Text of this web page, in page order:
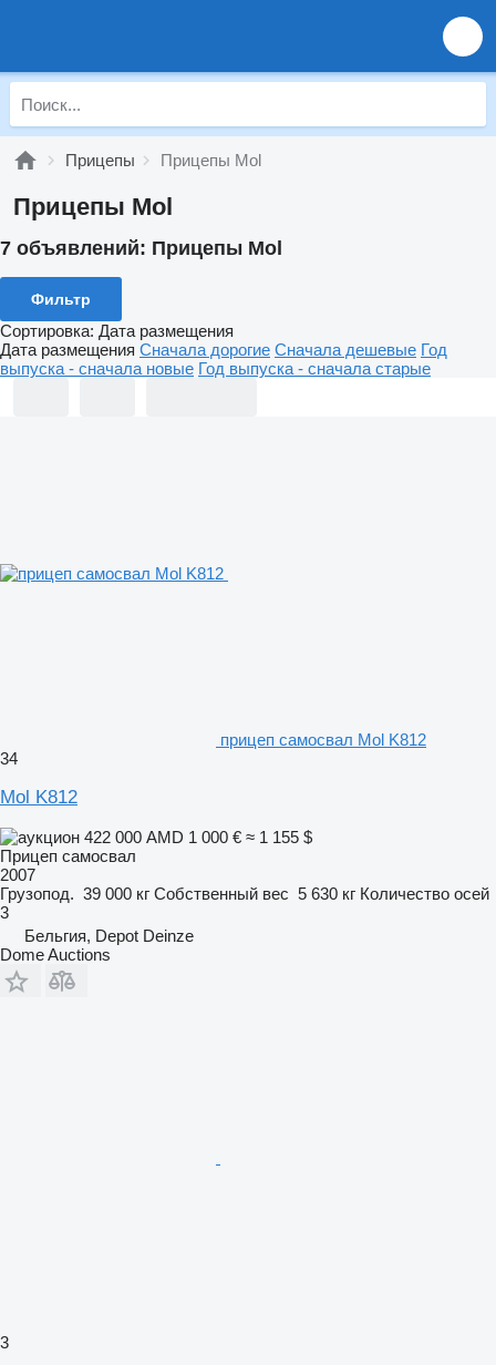
Прицепы Прицепы Mol
Прицепы Mol
7 объявлений: Прицепы Mol
Фильтр
Сортировка: Дата размещения
Дата размещения Сначала дорогие Сначала дешевые Год
выпуска - сначала новые Год выпуска - сначала старые
прицеп самосвал Mol K812
34
Mol K812
422 000 AMD 1 000 € ≈ 1 155 $
Прицеп самосвал
2007
Грузопод. 39 000 кг Собственный вес 5 630 кг Количество осей
3
Бельгия, Depot Deinze
Dome Auctions
3